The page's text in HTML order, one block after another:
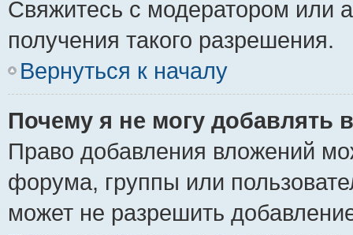
Свяжитесь с модератором или
получения такого разрешения.
Вернуться к началу
Почему я не могу добавлять
Право добавления вложений
форума, группы или
может не разрешить